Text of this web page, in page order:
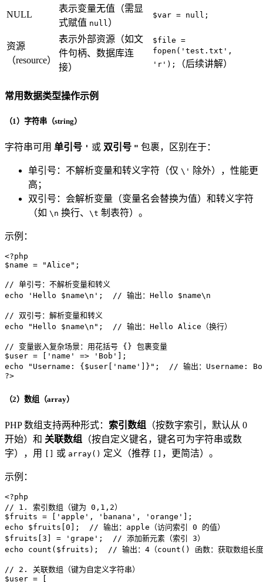
NULL
表示变量无值（需显
式赋值 null）
$var = null;
资源
（resource）
表示外部资源（如文
件句柄、数据库连
接）
$file =
fopen('test.txt',
'r');
（后续讲解）
常用数据类型操作示例
（1）字符串（string）
字符串可用 单引号 ' 或 双引号 " 包裹，区别在于：
单引号：不解析变量和转义字符（仅 \' 除外），性能更
高；
双引号：会解析变量（变量名会替换为值）和转义字符
（如 \n 换行、 \t 制表符）。
示例：
<?php
$name = "Alice" ;
// 单引号：不解析变量和转义
echo
'Hello $name\n' ; // 输出：Hello $name\n
// 双引号：解析变量和转义
echo
"Hello $name\n" ; // 输出：Hello Alice（换行）
// 变量嵌入复杂场景：用花括号 {} 包裹变量
$user = [ 'name' => 'Bob'
echo
"Username: {$user['name']} " ;
// 输出：Username:
?>
（2）数组（array）
PHP 数组支持两种形式： 索引数组
（按数字索引，默认从 0
开始）和 关联数组
（按自定义键名，键名可为字符串或数
字），用
或 array() 定义（推荐 ，更简洁）。
示例：
<?php
// 1. 索引数组（键为 0,1,2）
$fruits = [ 'apple' , 'banana' , 'orange'
echo
$fruits 0 ]; // 输出：apple（访问索引 0 的值）
$fruits 3 ] = 'grape' ; // 添加新元素（索引 3）
echo
count ( $fruits ); // 输出：4（count() 函数：获取数组长
// 2. 关联数组（键为自定义字符串）
$user = [